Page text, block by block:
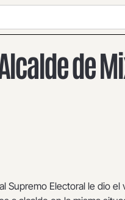
de
Supremo Electoral le dio